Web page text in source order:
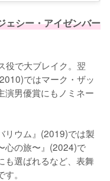
ェシー・アイゼンバー
役で大ブレイク。翌
ではマーク・ザッ
演男優賞にもノミネー
リウム』(2019)では製
心の旅〜』(2024)で
も選ばれるなど、表舞
。